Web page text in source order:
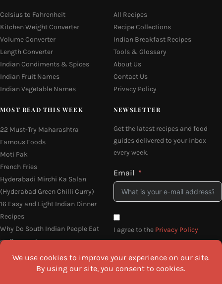
Celsius to Fahrenheit
Kitchen Weight Converter
Volume Converter
Length Converter
Indian Condiments & Spices
Indian Fruit Names
Indian Vegetable Names
All Recipes
Recipe Collections
Indian Breakfast Recipes
Tools & Glossary
About Us
Contact Us
Privacy Policy
MOST READ THIS WEEK
22 Must-Try Maharashtra
Famous Foods
Moti Pak
French Fries
Hyderabadi Mirchi Ka Salan
(Hyderabad Green Chilli Curry)
16 Easy and Light Indian Dinner
Recipes
Why Do South Indian People Eat
on Banana Leaves
NEWSLETTER
Get the latest recipes and food
guides delivered to your inbox
every week.
Email
I agree to the Privacy Policy
SEND ME THE RECIPES